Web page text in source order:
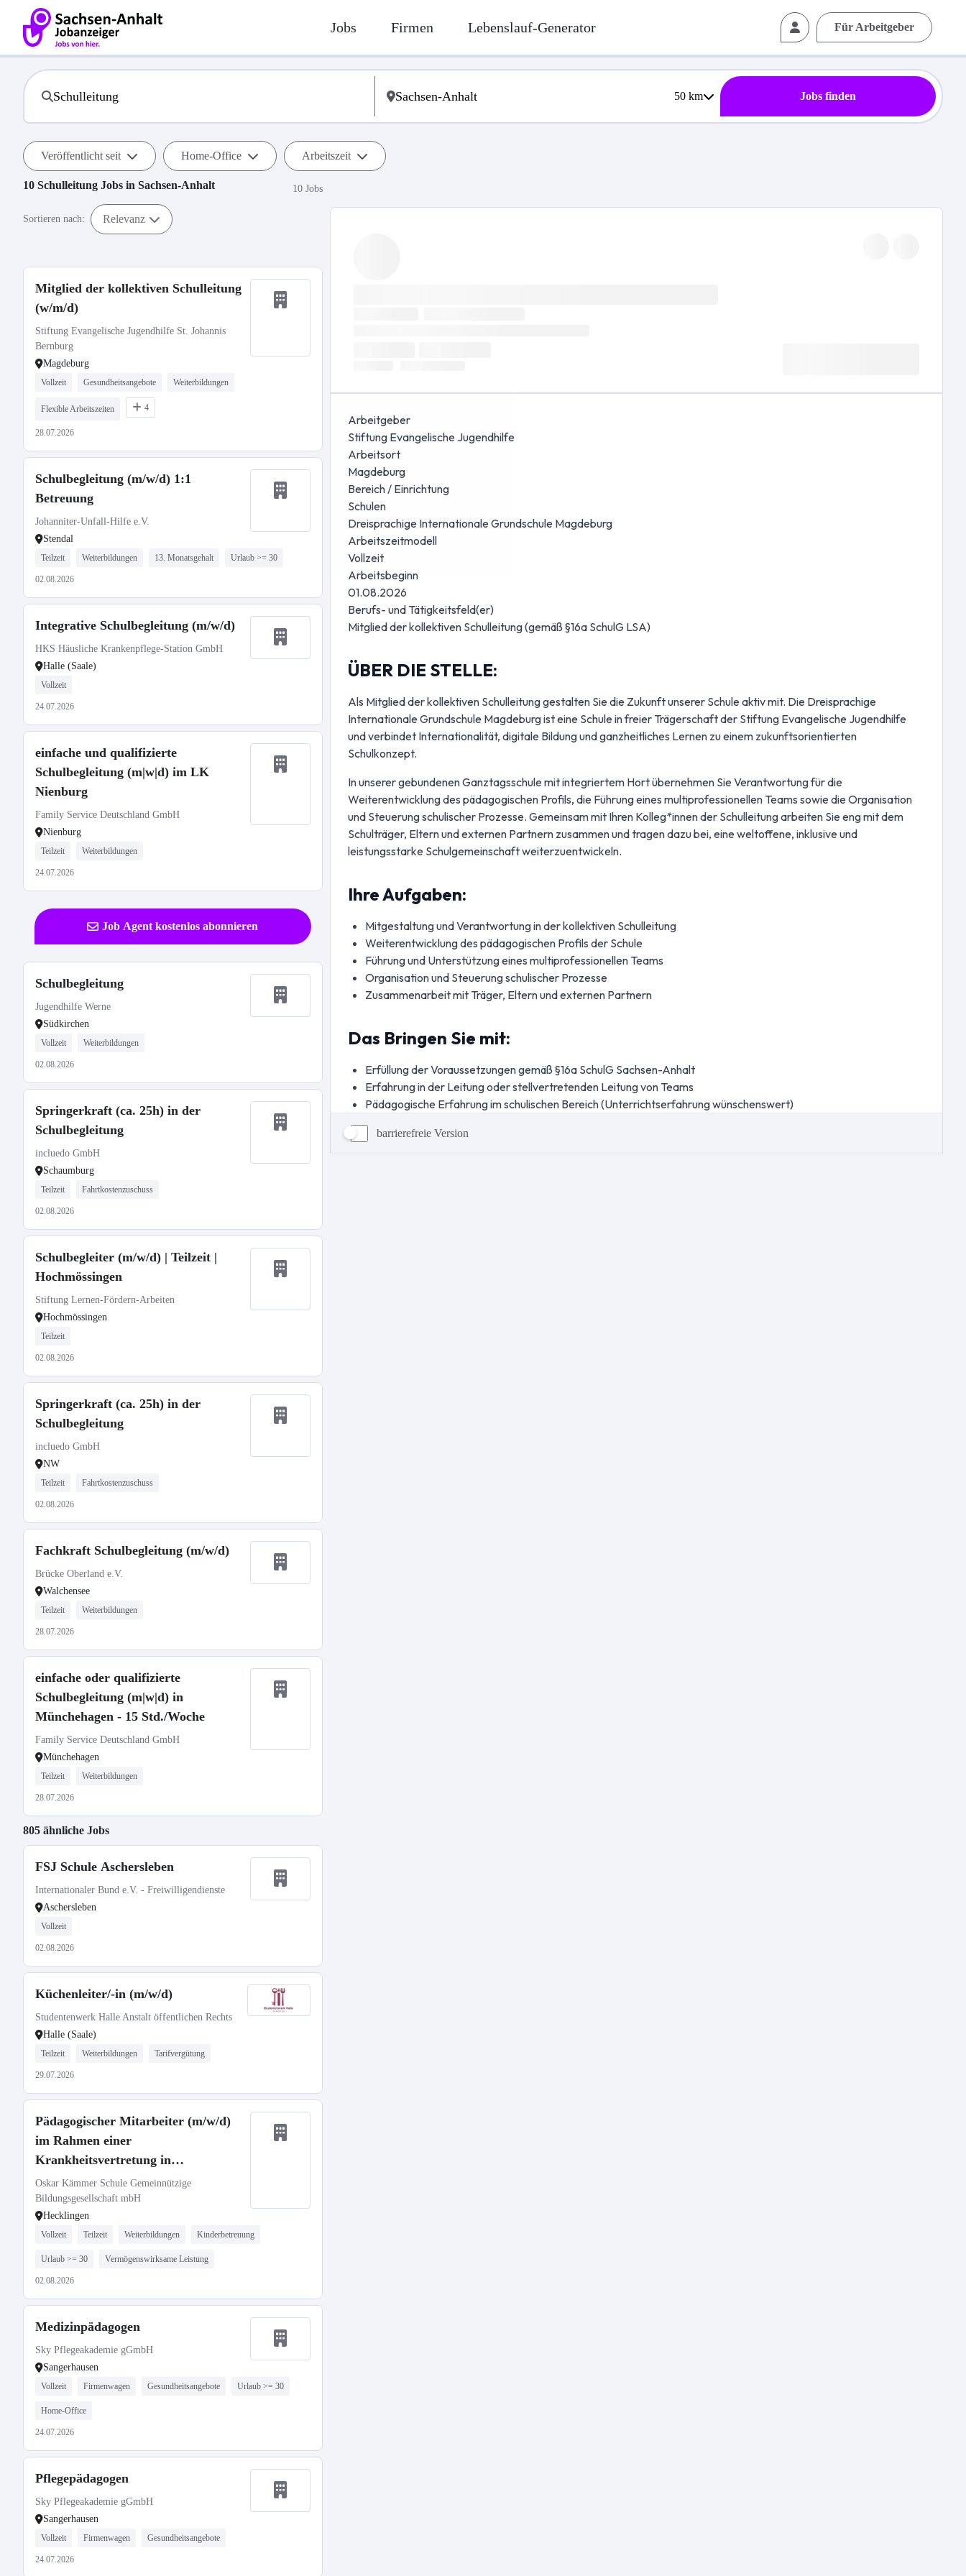
Jobs Firmen Lebenslauf-Generator Für Arbeitgeber
50km Jobs finden
Veröffentlicht seit Home-Office Arbeitszeit
10 Schulleitung Jobs in Sachsen-Anhalt 10 Jobs
Sortieren nach: Relevanz
Mitglied der kollektiven Schulleitung
(w/m/d)
Stiftung Evangelische Jugendhilfe St. Johannis
Bernburg
Magdeburg
Vollzeit Gesundheitsangebote Weiterbildungen
Flexible Arbeitszeiten 4
28.07.2026
Schulbegleitung (m/w/d) 1:1
Betreuung
Johanniter-Unfall-Hilfe e.V.
Stendal
Teilzeit Weiterbildungen 13. Monatsgehalt Urlaub >= 30
02.08.2026
Integrative Schulbegleitung (m/w/d)
HKS Häusliche Krankenpflege-Station GmbH
Halle (Saale)
Vollzeit
24.07.2026
einfache und qualifizierte
Schulbegleitung (m|w|d) im LK
Nienburg
Family Service Deutschland GmbH
Nienburg
Teilzeit Weiterbildungen
24.07.2026
Job Agent kostenlos abonnieren
Schulbegleitung
Jugendhilfe Werne
Südkirchen
Vollzeit Weiterbildungen
02.08.2026
Springerkraft (ca. 25h) in der
Schulbegleitung
incluedo GmbH
Schaumburg
Teilzeit Fahrtkostenzuschuss
02.08.2026
Schulbegleiter (m/w/d) | Teilzeit |
Hochmössingen
Stiftung Lernen-Fördern-Arbeiten
Hochmössingen
Teilzeit
02.08.2026
Springerkraft (ca. 25h) in der
Schulbegleitung
incluedo GmbH
NW
Teilzeit Fahrtkostenzuschuss
02.08.2026
Fachkraft Schulbegleitung (m/w/d)
Brücke Oberland e.V.
Walchensee
Teilzeit Weiterbildungen
28.07.2026
einfache oder qualifizierte
Schulbegleitung (m|w|d) in
Münchehagen - 15 Std./Woche
Family Service Deutschland GmbH
Münchehagen
Teilzeit Weiterbildungen
28.07.2026
805 ähnliche Jobs
FSJ Schule Aschersleben
Internationaler Bund e.V. - Freiwilligendienste
Aschersleben
Vollzeit
02.08.2026
Küchenleiter/-in (m/w/d)
Studentenwerk Halle Anstalt öffentlichen Rechts
Halle (Saale)
Teilzeit Weiterbildungen Tarifvergütung
29.07.2026
Pädagogischer Mitarbeiter (m/w/d)
im Rahmen einer
Krankheitsvertretung in
Schneidlingen
Oskar Kämmer Schule Gemeinnützige
Bildungsgesellschaft mbH
Hecklingen
Vollzeit Teilzeit Weiterbildungen Kinderbetreuung
Urlaub >= 30 Vermögenswirksame Leistung
02.08.2026
Medizinpädagogen
Sky Pflegeakademie gGmbH
Sangerhausen
Vollzeit Firmenwagen Gesundheitsangebote Urlaub >= 30
Home-Office
24.07.2026
Pflegepädagogen
Sky Pflegeakademie gGmbH
Sangerhausen
Vollzeit Firmenwagen Gesundheitsangebote
24.07.2026
barrierefreie Version